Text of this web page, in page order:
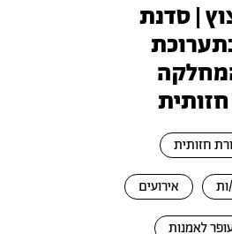
| סדנת
חזותית
ות אירועים
לאמנות